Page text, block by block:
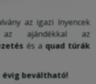
az igazi ínyencek
ajándékkal az
és a quad túrák
évig beváltható!